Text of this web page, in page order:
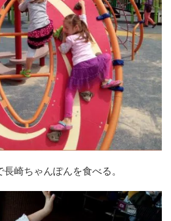
崎ちゃんぽんを食べる。